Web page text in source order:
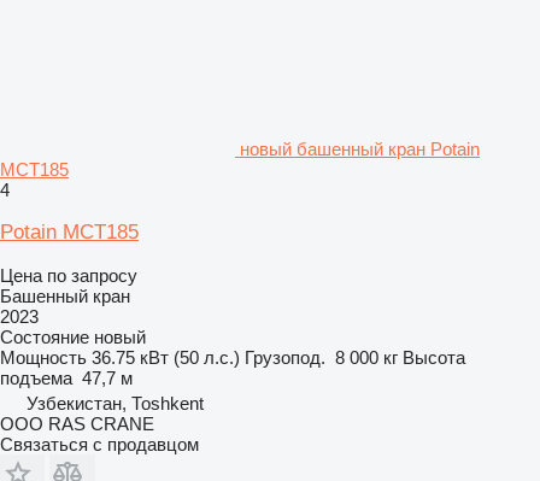
новый башенный кран Potain
MCT185
4
Potain MCT185
Цена по запросу
Башенный кран
2023
Состояние новый
Мощность 36.75 кВт (50 л.с.) Грузопод. 8 000 кг Высота
подъема 47,7 м
Узбекистан, Тоshkent
ООО RAS CRANE
Связаться с продавцом